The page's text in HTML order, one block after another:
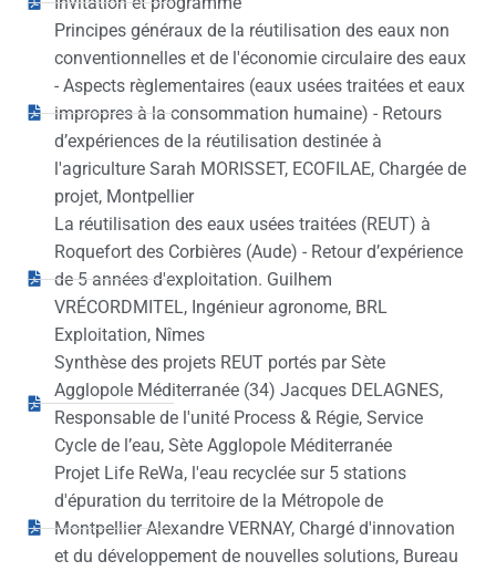
Principes généraux de la réutilisation des eaux non
conventionnelles et de l'économie circulaire des eaux
- Aspects règlementaires (eaux usées traitées et eaux
impropres à la consommation humaine) - Retours
d’expériences de la réutilisation destinée à
l'agriculture Sarah MORISSET, ECOFILAE, Chargée de
projet, Montpellier
La réutilisation des eaux usées traitées (REUT) à
Roquefort des Corbières (Aude) - Retour d’expérience
de 5 années d'exploitation. Guilhem
VRÉCORDMITEL, Ingénieur agronome, BRL
Exploitation, Nîmes
Synthèse des projets REUT portés par Sète
Agglopole Méditerranée (34) Jacques DELAGNES,
Responsable de l'unité Process & Régie, Service
Cycle de l’eau, Sète Agglopole Méditerranée
Projet Life ReWa, l'eau recyclée sur 5 stations
d'épuration du territoire de la Métropole de
Montpellier Alexandre VERNAY, Chargé d'innovation
et du développement de nouvelles solutions, Bureau